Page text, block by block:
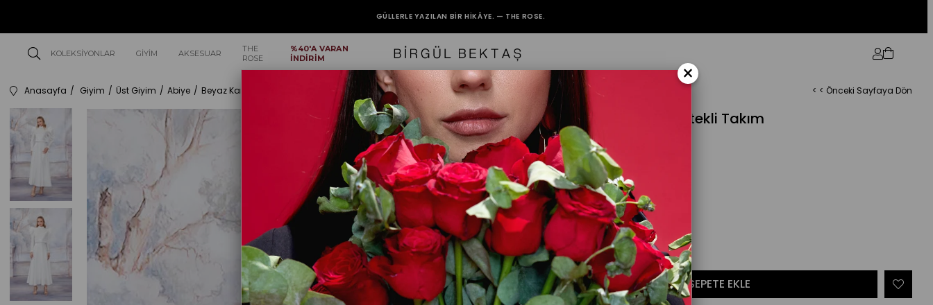
GÜLLERLE YAZILAN BIR HIKÂYE. — THE ROSE.
2000₺ VE ÜZERİ ALIŞVERİŞLERİNİZDE KARGO BEDAVA.
KOLEKSIYONLAR GIYIM AKSESUAR
THE
ROSE
%40'A VARAN
İNDİRİM
Anasayfa Giyim Üst Giyim Abiye Beyaz Karpuz Kol Etekli Takım < < Önceki Sayfaya Dön
Beyaz Karpuz Kol Etekli Takım
İndirim Oranı
₺2.299,90 ₺749,90
Beden
1(36/38) 2(40/42)
×